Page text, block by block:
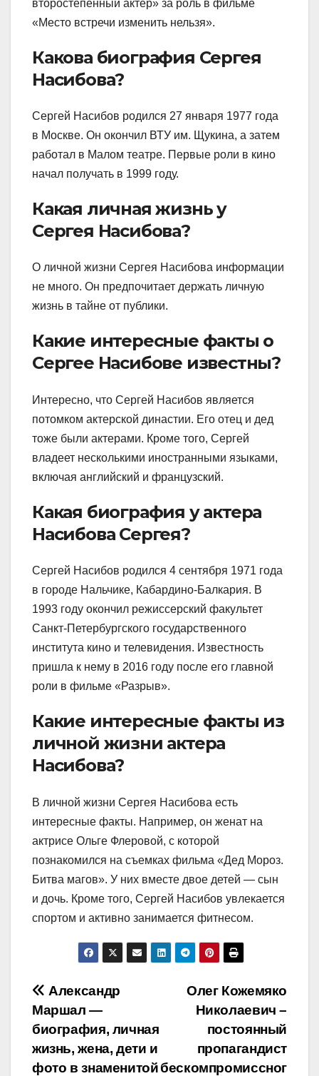
второстепенный актер» за роль в фильме
«Место встречи изменить нельзя».
Какова биография Сергея
Насибова?
Сергей Насибов родился 27 января 1977 года
в Москве. Он окончил ВТУ им. Щукина, а затем
работал в Малом театре. Первые роли в кино
начал получать в 1999 году.
Какая личная жизнь у
Сергея Насибова?
О личной жизни Сергея Насибова информации
не много. Он предпочитает держать личную
жизнь в тайне от публики.
Какие интересные факты о
Сергее Насибове известны?
Интересно, что Сергей Насибов является
потомком актерской династии. Его отец и дед
тоже были актерами. Кроме того, Сергей
владеет несколькими иностранными языками,
включая английский и французский.
Какая биография у актера
Насибова Сергея?
Сергей Насибов родился 4 сентября 1971 года
в городе Нальчике, Кабардино-Балкария. В
1993 году окончил режиссерский факультет
Санкт-Петербургского государственного
института кино и телевидения. Известность
пришла к нему в 2016 году после его главной
роли в фильме «Разрыв».
Какие интересные факты из
личной жизни актера
Насибова?
В личной жизни Сергея Насибова есть
интересные факты. Например, он женат на
актрисе Ольге Флеровой, с которой
познакомился на съемках фильма «Дед Мороз.
Битва магов». У них вместе двое детей — сын
и дочь. Кроме того, Сергей Насибов увлекается
спортом и активно занимается фитнесом.
Навигация
по
записям
Олег Кожемяко
Николаевич –
постоянный
пропагандист
бескомпромиссног
Александр
Маршал —
биография, личная
жизнь, жена, дети и
фото в знаменитой